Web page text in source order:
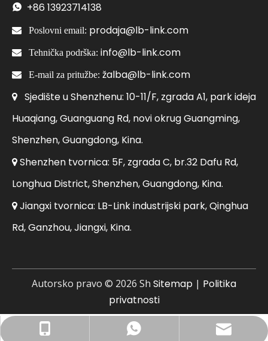
 +86 13923714138
 Poslovni email: prodaja@lb-link.com
 Tehnička podrška: info@lb-link.com
 E-mail za pritužbe: žalba@lb-link.com
 Sjedište u Shenzhenu: 10-11/F, zgrada A1, park ideja
Huaqiang, Guanguang Rd, novi okrug Guangming,
Shenzhen, Guangdong, Kina.
 Shenzhen tvornica: 5F, zgrada C, br.32 Dafu Rd,
Longhua District, Shenzhen, Guangdong, Kina.
 Jiangxi tvornica: LB-Link industrijski park, Qinghua
Rd, Ganzhou, Jiangxi, Kina.
+86- 13923714138
+86 13923714138
Poslovni email: sales@lb-link.com
Autorsko pravo © 2026 Sh Sitemap | Politika
privatnosti